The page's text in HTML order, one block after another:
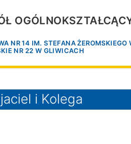
NR 14 IM. STEFANA ŻEROMSKIEGO
NR 22 W GLIWICACH
i Kolega